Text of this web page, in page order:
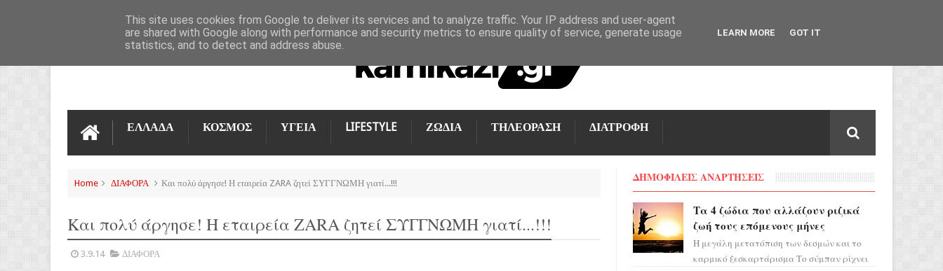
ΕΠΙΚΟΙΝΩΝΊΑ
ΕΛΛΑΔΑ ΚΟΣΜΟΣ ΥΓΕΙΑ LIFESTYLE ΖΩΔΙΑ ΤΗΛΕΟΡΑΣΗ ΔΙΑΤΡΟΦΗ
Home ΔΙΑΦΟΡΑ Και πολύ άργησε! Η εταιρεία ZARA ζητεί ΣΥΓΓΝΩΜΗ γιατί...!!!
Και πολύ άργησε! Η εταιρεία ZARA ζητεί ΣΥΓΓΝΩΜΗ γιατί...!!!
3.9.14 ΔΙΑΦΟΡΑ
ΔΗΜΟΦΙΛΕΙΣ ΑΝΑΡΤΗΣΕΙΣ
Τα 4 ζώδια που αλλάζουν ριζικά
ζωή τους επόμενους μήνες
Η μεγάλη μετατόπιση των δεσμών και το
καρμικό ξεσκαρτάρισμα Το σύμπαν ρίχνει
This site uses cookies from Google to deliver its services and to analyze traffic. Your IP address and user-agent
are shared with Google along with performance and security metrics to ensure quality of service, generate usage
statistics, and to detect and address abuse.
LEARN MORE GOT IT